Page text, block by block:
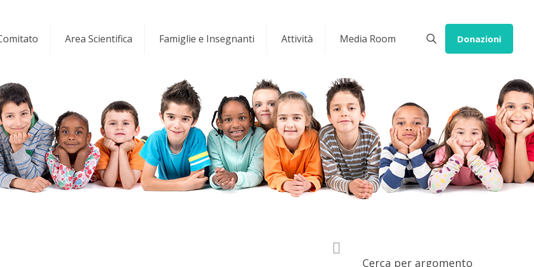
Area Scientifica Famiglie e Insegnanti Attività Media Room Donazioni
Cerca per argomento